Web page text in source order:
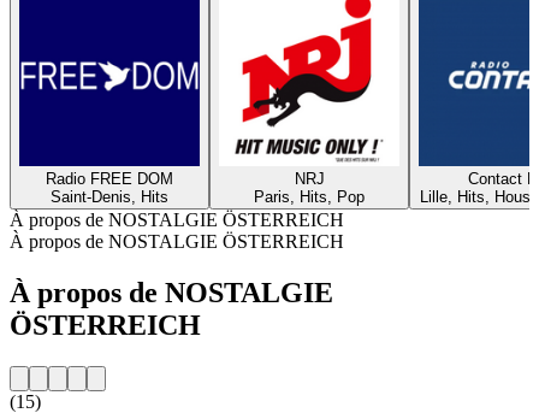
Radio FREE DOM
Saint-Denis, Hits
NRJ
Paris, Hits, Pop
Contact
Lille, Hits,
À propos de NOSTALGIE ÖSTERREICH
À propos de NOSTALGIE ÖSTERREICH
À propos de NOSTALGIE
ÖSTERREICH
(15)